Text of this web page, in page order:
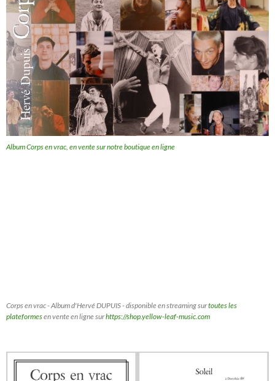
Album Corps en vrac, en vente sur notre boutique en ligne
Corps en vrac - Album d'Hervé DUPUIS - disponible en streaming surtoutes les
plateformesen vente en ligne surhttps://shop.yellow-leaf-music.com